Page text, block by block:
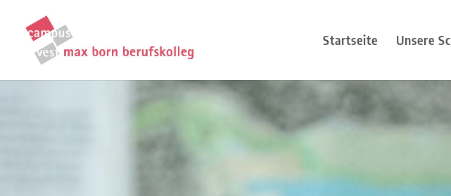
Startseite Unsere